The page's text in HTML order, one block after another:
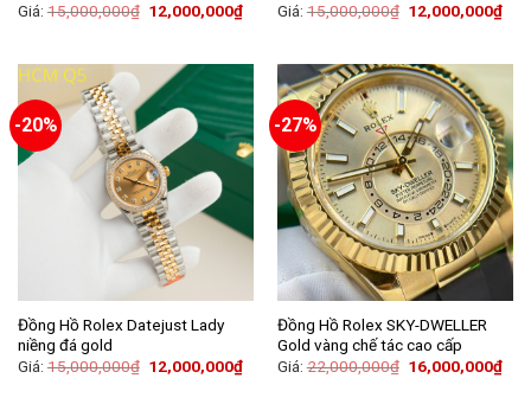
Giá:15,000,000₫ 12,000,000₫
Giá:15,000,000₫ 12,000,000₫
-20%
Đồng Hồ Rolex Datejust Lady
niềng đá gold
Giá:15,000,000₫ 12,000,000₫
-27%
Đồng Hồ Rolex SKY-DWELLER
Gold vàng chế tác cao cấp
Giá:22,000,000₫ 16,000,000₫